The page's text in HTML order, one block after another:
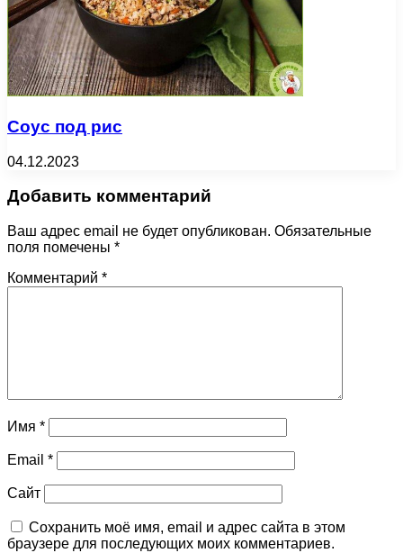
Соус под рис
04.12.2023
Добавить комментарий
Ваш адрес email не будет опубликован. Обязательные
поля помечены *
Комментарий *
Имя *
Email *
Сайт
Сохранить моё имя, email и адрес сайта в этом
браузере для последующих моих комментариев.